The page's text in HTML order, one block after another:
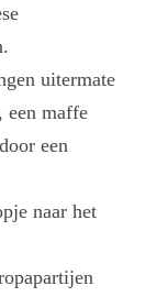
uitermate
een maffe
een
naar het